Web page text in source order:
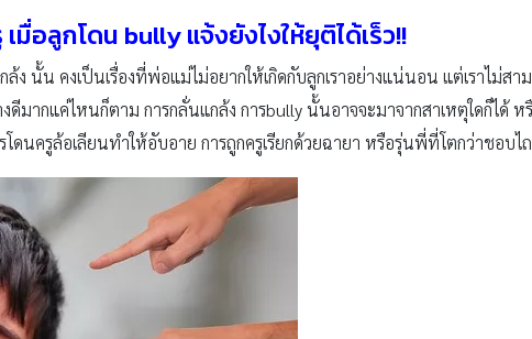
มื่อลูกโดน bully แจ้งยังไงให้ยุติได้เร็ว!!
ล้ง นั้น คงเป็นเรื่องที่พ่อแม่ไม่อยากให้เกิดกับลูกเราอย่างแน่นอน แต่เราไม่ส
มากแค่ไหนก็ตาม การกลั่นแกล้ง การbully นั้นอาจจะมาจากสาเหตุใดก็ได้
โดนครูล้อเลียนทำให้อับอาย การถูกครูเรียกด้วยฉายา หรือรุ่นพี่ที่โตกว่าชอบไ